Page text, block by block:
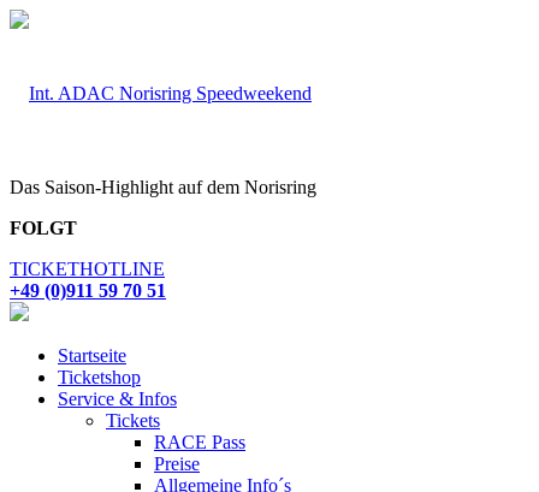
Das Saison-Highlight auf dem Norisring
FOLGT
TICKETHOTLINE
+49 (0)911 59 70 51
Startseite
Ticketshop
Service & Infos
Tickets
RACE Pass
Preise
Allgemeine Info´s